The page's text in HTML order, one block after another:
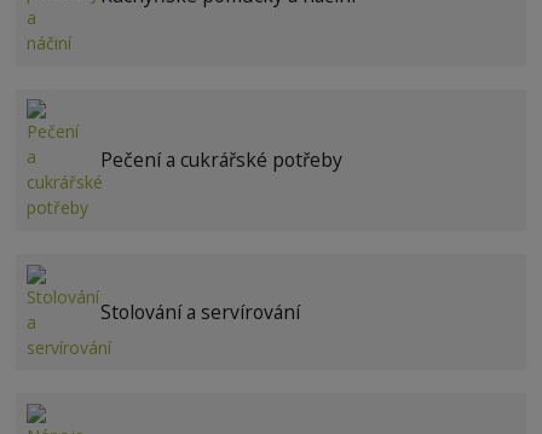
Pečení a cukrářské potřeby
Stolování a servírování